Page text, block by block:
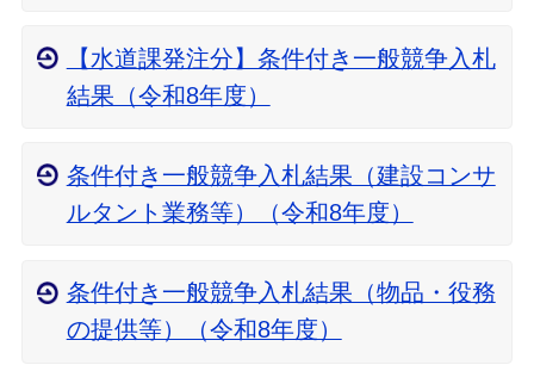
【水道課発注分】条件付き一般競争入札
結果（令和8年度）
条件付き一般競争入札結果（建設コンサ
ルタント業務等）（令和8年度）
条件付き一般競争入札結果（物品・役務
の提供等）（令和8年度）